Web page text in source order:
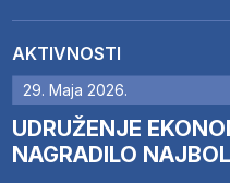
AKTIVNOSTI
29. Maja 2026.
UDRUŽENJE
NAGRADILO